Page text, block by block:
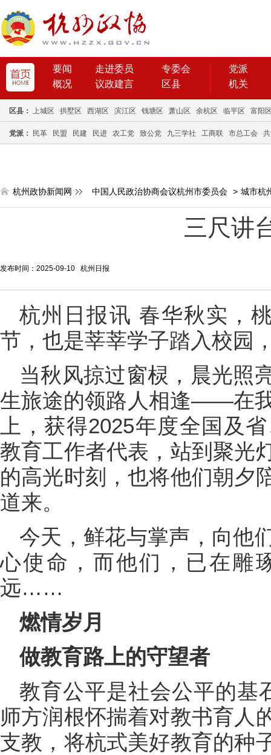
要闻 走进委员
专委会
概况
议政建言 区县
党派
机关
区县： 上城区 拱墅区 西湖区 滨江区 钱塘区 萧山区 余杭区 临平区 富阳
党派： 民革 民盟 民建 民进 农工党 致公党 九三学社 工商联 市总工会
杭州政协新闻网 中国人民政治协商会议杭州市委员会 > 城市杭
三尺讲
发布时间：2025-09-10 杭州日报
杭州日报讯 春华秋实，
节，也是莘莘学子踏入校园
当秋风掠过窗棂，晨光照
生旅途的领路人相逢——在
上，获得2025年度全国及
教育工作者代表，站到聚光
的高光时刻，也将他们朝夕
道来。
今天，鲜花与掌声，向他
心使命，而他们，已在雕
远……
燃情岁月
做教育路上的守望者
教育公平是社会公平的基
师方润根怀揣着对教书育人
支教，将杭式美好教育的种